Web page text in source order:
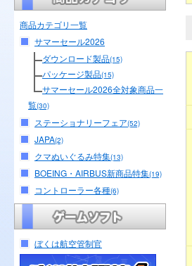
商品カテゴリ一覧
サマーセール2026
ダウンロード製品(15)
パッケージ製品(15)
サマーセール2026全対象商品一
覧(30)
ステーショナリーフェア(52)
JAPA(2)
クマぬいぐるみ特集(13)
BOEING・AIRBUS新商品特集(19)
コントローラー各種(6)
ぼくは航空管制官